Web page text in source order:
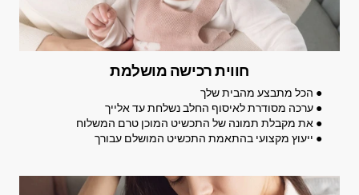
חווית רכישה מושלמת
● הכל מתבצע מהבית שלך
● ערכה מסודרת לאיסוף החלב נשלחת עד אלייך
● את מקבלת תמונה של התכשיט המוכן טרם המשלוח
● ייעוץ מקצועי בהתאמת התכשיט המושלם עבורך